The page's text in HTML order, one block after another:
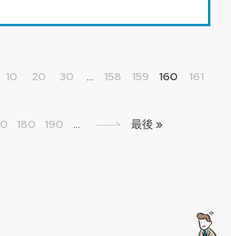
10 20 30 ... 158 159 160 161
180 190 ... » 最後 »